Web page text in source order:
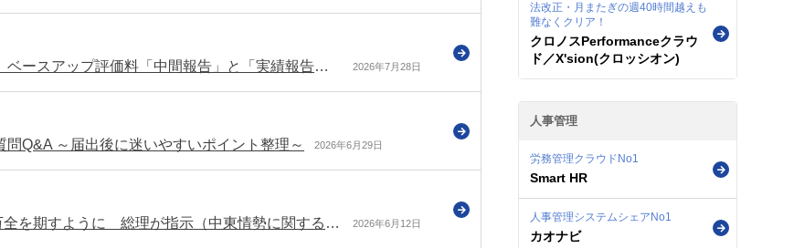
【医療機関の労務管理】届出しただけでは終わらない！ ベースアップ評価料「中間報告」と「実績報告」で押さえておきたいポイント 2026年7月28日
Q&A ～届出後に迷いやすいポイント整理～ 2026年6月29日
雇調金による支援など中小企業・小規模事業者支援に万全を期すように 総理が指示（中東情勢に関する関係閣僚会議） 2026年6月12日
法改正・月またぎの週40時間越えも
難なくクリア！
クロノスPerformanceクラウ
ド／X'sion(クロッシオン)
人事管理
労務管理クラウドNo1
Smart HR
人事管理システムシェアNo1
カオナビ